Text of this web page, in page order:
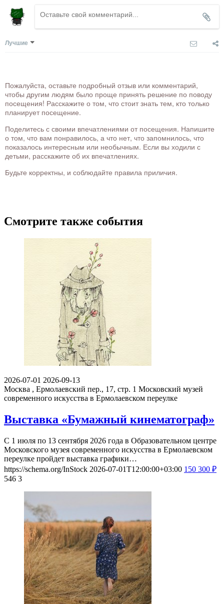
Лучшие
Пожалуйста, оставьте подробный отзыв или комментарий,
чтобы другим людям было проще принять решение по поводу
посещения! Расскажите о том, что стоит знать тем, кто только
планирует посещение.
Поделитесь с своими впечатлениями от посещения. Напишите
о том, что вам понравилось, а что нет, что запомнилось, что
показалось интересным или необычным. Если вы ходили с
детьми, расскажите об их впечатлениях.
Будьте корректны, и соблюдайте правила приличия.
Смотрите также события
2026-07-01 2026-09-13
Москва , Ермолаевский пер., 17, стр. 1 Московский музей
современного искусства в Ермолаевском переулке
Выставка «Бумажный кинематограф»
С 1 июля по 13 сентября 2026 года в Образовательном центре
Московского музея современного искусства в Ермолаевском
переулке пройдет выставка графики…
https://schema.org/InStock 2026-07-01T12:00:00+03:00 150 300 ₽
546 3